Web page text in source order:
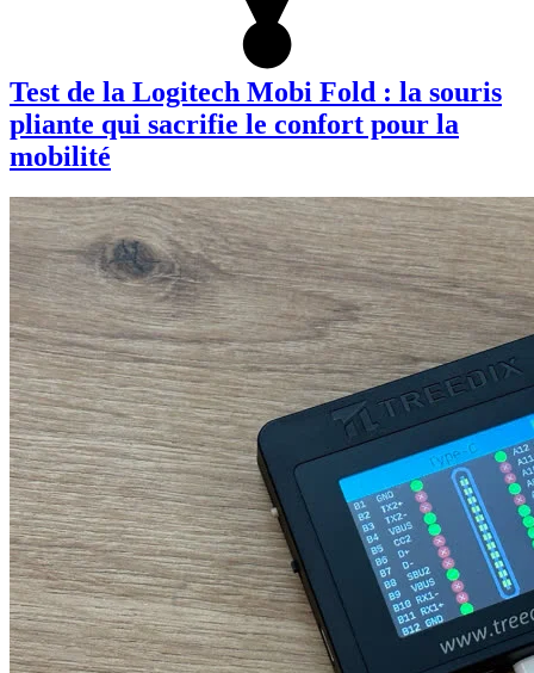
Test de la Logitech Mobi Fold : la souris
pliante qui sacrifie le confort pour la
mobilité